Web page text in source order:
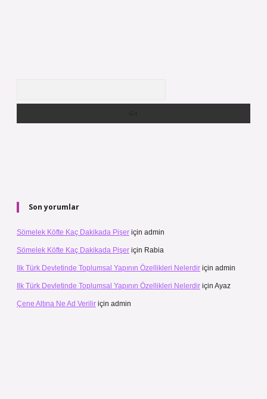
Son yorumlar
Sömelek Köfte Kaç Dakikada Pişer için admin
Sömelek Köfte Kaç Dakikada Pişer için Rabia
Ilk Türk Devletinde Toplumsal Yapının Özellikleri Nelerdir için admin
Ilk Türk Devletinde Toplumsal Yapının Özellikleri Nelerdir için Ayaz
Çene Altına Ne Ad Verilir için admin